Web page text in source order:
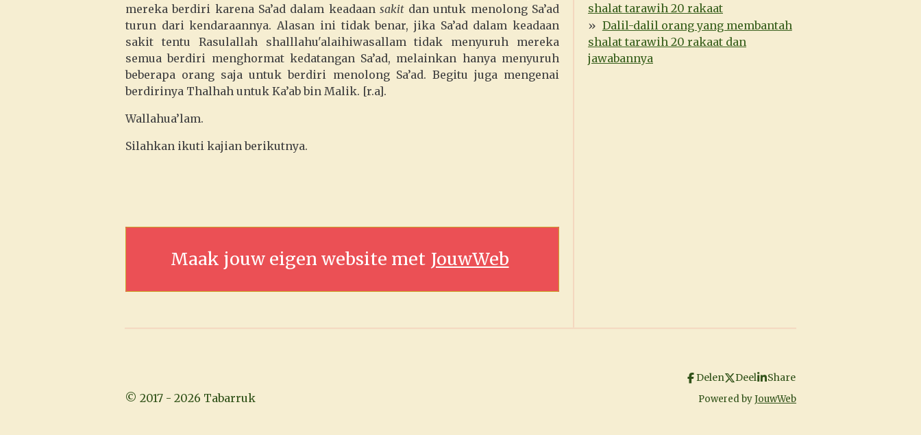
mereka berdiri karena Sa’ad dalam keadaan sakitdan untuk menolong Sa’ad
turun dari kendaraannya. Alasan ini tidak benar, jika Sa’ad dalam keadaan
sakit tentu Rasulallah shalllahu'alaihiwasallam tidak menyuruh mereka
semua berdiri menghormat kedatangan Sa’ad, melainkan hanya menyuruh
beberapa orang saja untuk berdiri menolong Sa’ad. Begitu juga mengenai
berdirinya Thalhah untuk Ka’ab bin Malik. [r.a].
Wallahua’lam.
Silahkan ikuti kajian berikutnya.
Maak jouw eigen website met JouwWeb
shalat tarawih 20 rakaat
Dalil-dalil orang yang membantah
shalat tarawih 20 rakaat dan
jawabannya
Delen Deel Share
© 2017 - 2026 Tabarruk Powered byJouwWeb